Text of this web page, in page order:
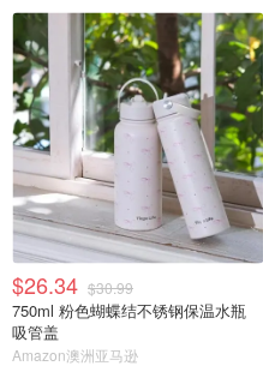
$26.34 $30.99
750ml 粉色蝴蝶结不锈钢保温水瓶
吸管盖
Amazon澳洲亚马逊